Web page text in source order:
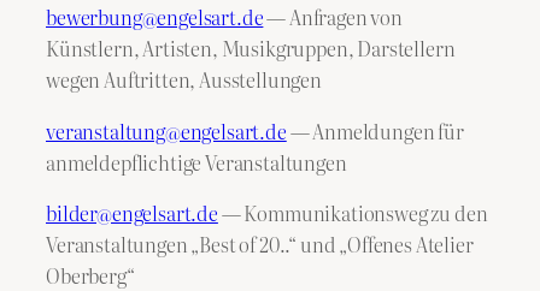
bewerbung@engelsart.de— Anfragen von
Künstlern, Artisten, Musikgruppen, Darstellern
wegen Auftritten, Ausstellungen
veranstaltung@engelsart.de— Anmeldungen für
anmeldepflichtige Veranstaltungen
bilder@engelsart.de— Kommunikationsweg zu den
Veranstaltungen „Best of 20..“ und „Offenes Atelier
Oberberg“